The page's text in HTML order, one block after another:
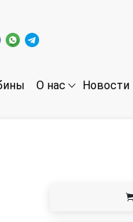
О нас Новости